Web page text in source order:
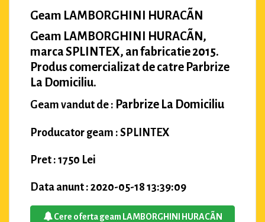
Geam LAMBORGHINI HURACÃN
Geam LAMBORGHINI HURACÃN,
marca SPLINTEX, an fabricatie 2015.
Produs comercializat de catre Parbrize
La Domiciliu.
Geam vandut de : Parbrize La Domiciliu
Producator geam : SPLINTEX
Pret : 1750 Lei
Data anunt : 2020-05-18 13:39:09
Cere oferta geam LAMBORGHINI HURACÃN